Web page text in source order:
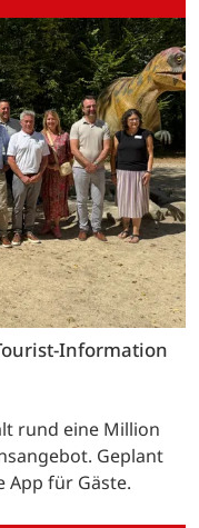
Information
rund eine Million
Geplant
App für Gäste.